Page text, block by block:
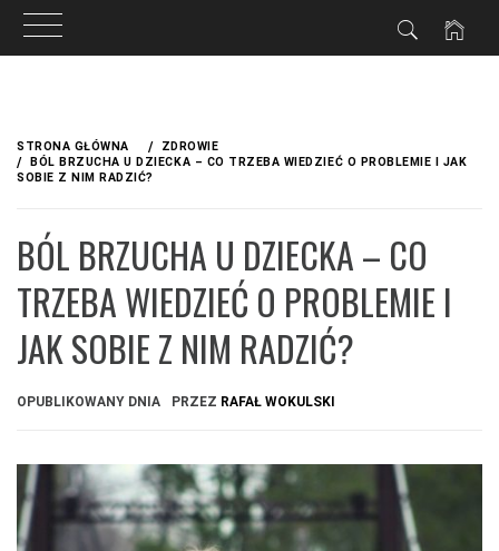
treściSTRONA GŁÓWNA
ZDROWIE
BÓL BRZUCHA U DZIECKA – CO TRZEBA WIEDZIEĆ O PROBLEMIE I JAK
SOBIE Z NIM RADZIĆ?
BÓL BRZUCHA U DZIECKA – CO
TRZEBA WIEDZIEĆ O PROBLEMIE I
JAK SOBIE Z NIM RADZIĆ?
OPUBLIKOWANY DNIA PRZEZ RAFAŁ WOKULSKI